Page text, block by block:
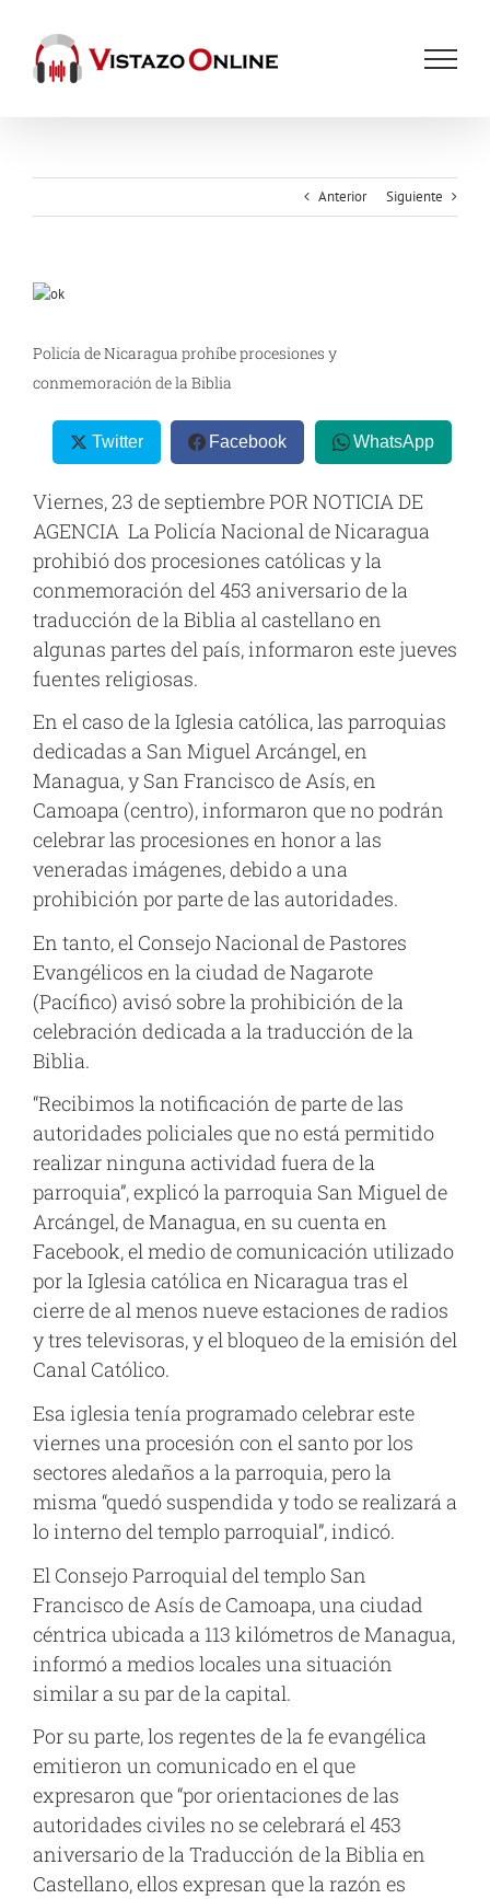
contenido
Anterior Siguiente
Ver
grande
Policía de Nicaragua prohíbe procesiones y
conmemoración de la Biblia
Twitter Facebook WhatsApp
Viernes, 23 de septiembre POR NOTICIA DE
AGENCIA La Policía Nacional de Nicaragua
prohibió dos procesiones católicas y la
conmemoración del 453 aniversario de la
traducción de la Biblia al castellano en
algunas partes del país, informaron este jueves
fuentes religiosas.
En el caso de la Iglesia católica, las parroquias
dedicadas a San Miguel Arcángel, en
Managua, y San Francisco de Asís, en
Camoapa (centro), informaron que no podrán
celebrar las procesiones en honor a las
veneradas imágenes, debido a una
prohibición por parte de las autoridades.
En tanto, el Consejo Nacional de Pastores
Evangélicos en la ciudad de Nagarote
(Pacífico) avisó sobre la prohibición de la
celebración dedicada a la traducción de la
Biblia.
“Recibimos la notificación de parte de las
autoridades policiales que no está permitido
realizar ninguna actividad fuera de la
parroquia”, explicó la parroquia San Miguel de
Arcángel, de Managua, en su cuenta en
Facebook, el medio de comunicación utilizado
por la Iglesia católica en Nicaragua tras el
cierre de al menos nueve estaciones de radios
y tres televisoras, y el bloqueo de la emisión del
Canal Católico.
Esa iglesia tenía programado celebrar este
viernes una procesión con el santo por los
sectores aledaños a la parroquia, pero la
misma “quedó suspendida y todo se realizará a
lo interno del templo parroquial”, indicó.
El Consejo Parroquial del templo San
Francisco de Asís de Camoapa, una ciudad
céntrica ubicada a 113 kilómetros de Managua,
informó a medios locales una situación
similar a su par de la capital.
Por su parte, los regentes de la fe evangélica
emitieron un comunicado en el que
expresaron que “por orientaciones de las
autoridades civiles no se celebrará el 453
aniversario de la Traducción de la Biblia en
Castellano, ellos expresan que la razón es